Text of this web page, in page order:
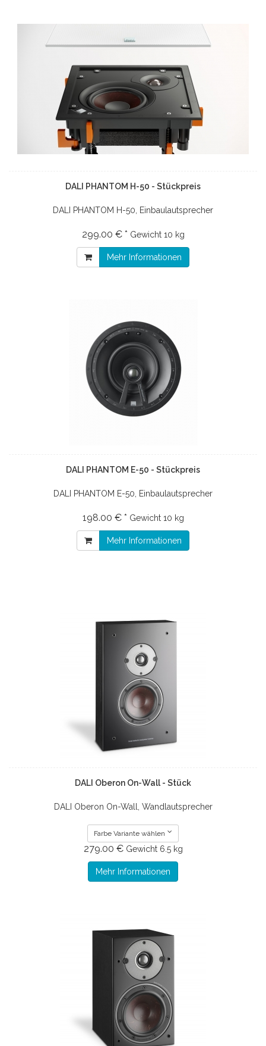
DALI PHANTOM H-50 - Stückpreis
DALI PHANTOM H-50, Einbaulautsprecher
299.00 € * Gewicht 10 kg
Mehr Informationen
DALI PHANTOM E-50 - Stückpreis
DALI PHANTOM E-50, Einbaulautsprecher
198.00 € * Gewicht 10 kg
Mehr Informationen
DALI Oberon On-Wall - Stück
DALI Oberon On-Wall, Wandlautsprecher
Farbe Variante wählen
279.00 € Gewicht 6.5 kg
Mehr Informationen